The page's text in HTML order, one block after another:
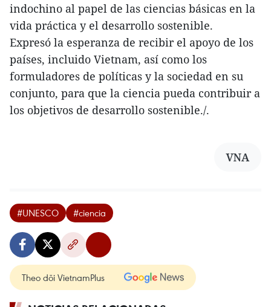
indochino al papel de las ciencias básicas en la
vida práctica y el desarrollo sostenible.
Expresó la esperanza de recibir el apoyo de los
países, incluido Vietnam, así como los
formuladores de políticas y la sociedad en su
conjunto, para que la ciencia pueda contribuir a
los objetivos de desarrollo sostenible./.
VNA
#UNESCO #ciencia
Theo dõi VietnamPlus